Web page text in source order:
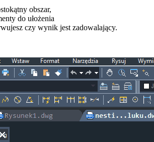
obszar,
do ułożenia
czy wynik jest zadowalający.